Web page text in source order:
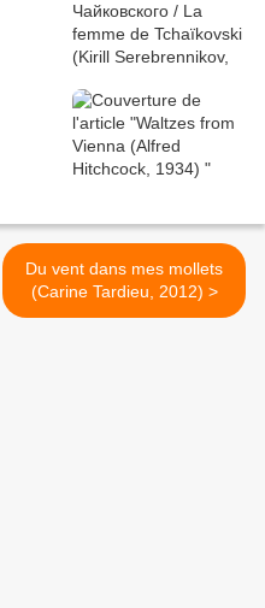
Du vent dans mes mollets
(Carine Tardieu, 2012) >